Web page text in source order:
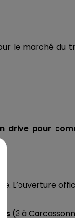
le marché du
drive pour
L’ouverture
(3 à